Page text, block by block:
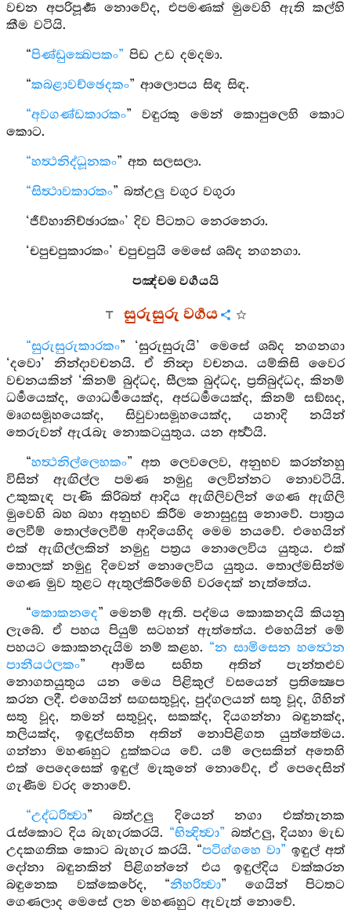
වචන අපරිපූර්‍ණ නොවේද, එපමණක් මුවෙහි ඇති කල්හි
කීම වටියි.
“පිණ්ඩුක්‍ඛෙපකං” පිඩ උඩ දමදමා.
“කබළාවච්ඡෙදකං” ආලොපය සිඳ සිඳ.
“අවගණ්ඩකාරකං” වඳුරකු මෙන් කොපුලෙහි කොට
කොට.
“හත්‍ථනිද්ධූනකං” අත සලසලා.
“සිත්‍ථාවකාරකං” බත්උලු වගුර වගුරා
‘ජීව්හානිච්ඡාරකං’ දිව පිටතට නෙරනෙරා.
‘චපුචපුකාරකං’ චපුචපුයි මෙසේ ශබ්ද නගනගා.
පඤ්චම වර්‍ගයයි
සුරුසුරු වර්‍ගය
“සුරුසුරුකාරකං” ‘සුරුසුරුයි’ මෙසේ ශබ්ද නගනගා
‘දවො’ නින්දාවචනයි. ඒ නින්‍දා වචනය. යම්කිසි වෛර
වචනයකින් ‘කිනම් බුද්ධද, සීලක බුද්ධද, ප්‍රතිබුද්ධද, කිනම්
ධර්‍මයෙක්ද, ගොධර්‍මයෙක්ද, අජධර්‍මයෙක්ද, කිනම් සඞ්ඝද,
මෘගසමූහයෙක්ද, සිවුවාසමූහයෙක්ද, යනාදි නයින්
තෙරුවන් ඇරැබැ නොකටයුතුය. යන අර්‍ත්‍ථයි.
“හත්‍ථනිල්ලෙහකං” අත ලෙවලෙව, අනුභව කරන්නහු
විසින් ඇඟිල්ල පමණ නමුදු ලෙවින්නට නොවටියි.
උකුකැඳ පැණි කිරිබත් ආදිය ඇඟිලිවලින් ගෙණ ඇඟිලි
මුවෙහි බහ බහා අනුභව කිරීම නොසුදුසු නොවේ. පාත්‍රය
ලෙවීම් තොල්ලෙවීම් ආදියෙහිද මෙම නයවේ. එහෙයින්
එක් ඇඟිල්ලකින් නමුදු පත්‍රය නොලෙවිය යුතුය. එක්
තොලක් නමුදු දිවෙන් නොලෙවිය යුතුය. තොල්මසින්ම
ගෙණ මුව තුළට ඇතුල්කිරීමෙහි වරදෙක් නැත්තේය.
“කොකනදෙ” මෙනම් ඇති. පද්මය කොකනදයි කියනු
ලැබේ. ඒ පහය පියුම් සටහන් ඇත්තේය. එහෙයින් මේ
පහයට කොකනදැයිම නම් කළහ. “න සාමිසෙන හත්‍ථෙන
පානීයථලකං” ආමිස සහිත අතින් පැන්තළුව
නොගතයුතුය යන මෙය පිළිකුල් වසයෙන් ප්‍රතික්‍ෂෙප
කරන ලදී. එහෙයින් සඟසතුවූද, පුද්ගලයන් සතු වූද, ගිහින්
සතු වූද, තමන් සතුවූද, සකක්ද, දියගන්නා බඳුනක්ද,
තලියක්ද, ඉඳුල්සහිත අතින් නොපිළිගත යුත්තේමය.
ගන්නා මහණහුට දුක්කටය වේ. යම් ලෙසකින් අතෙහි
එක් පෙදෙසෙක් ඉඳුල් මැකුනේ නොවේද, ඒ පෙදෙසින්
ගැණීම වරද නොවේ.
“උද්ධරිත්‍වා” බත්උලු දියෙන් නගා එක්තැනක
රැස්කොට දිය බැහැරකරයි. “භින්‍දිත්‍වා” බත්උලු, දියහා මැඩ
උදකගතික කොට බැහැර කරයි. “පටිග්ගහෙ වා” ඉඳුල් අත්
දෝනා බඳුනකින් පිළිගන්නේ එය ඉඳුල්දිය වක්කරන
බඳුනෙක වක්කෙරේද, “නීහරිත්‍වා” ගෙයින් පිටතට
ගෙණලාද මෙසේ ලන මහණහුට ඇවැත් නොවේ.